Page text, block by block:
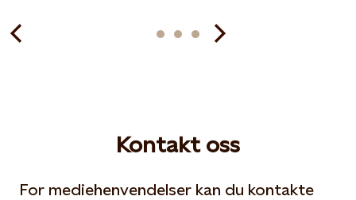
Kontakt oss
For mediehenvendelser kan du kontakte